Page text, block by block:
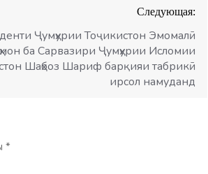
Следующая:
Ҷумҳурии Тоҷикистон Эмомалӣ
ба Сарвазири Ҷумҳурии Исломии
Шаҳбоз Шариф барқияи табрикӣ
ирсол намуданд
*